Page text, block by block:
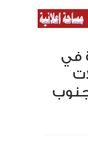
في